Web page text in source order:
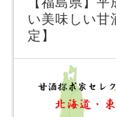
い美味しい甘
定】